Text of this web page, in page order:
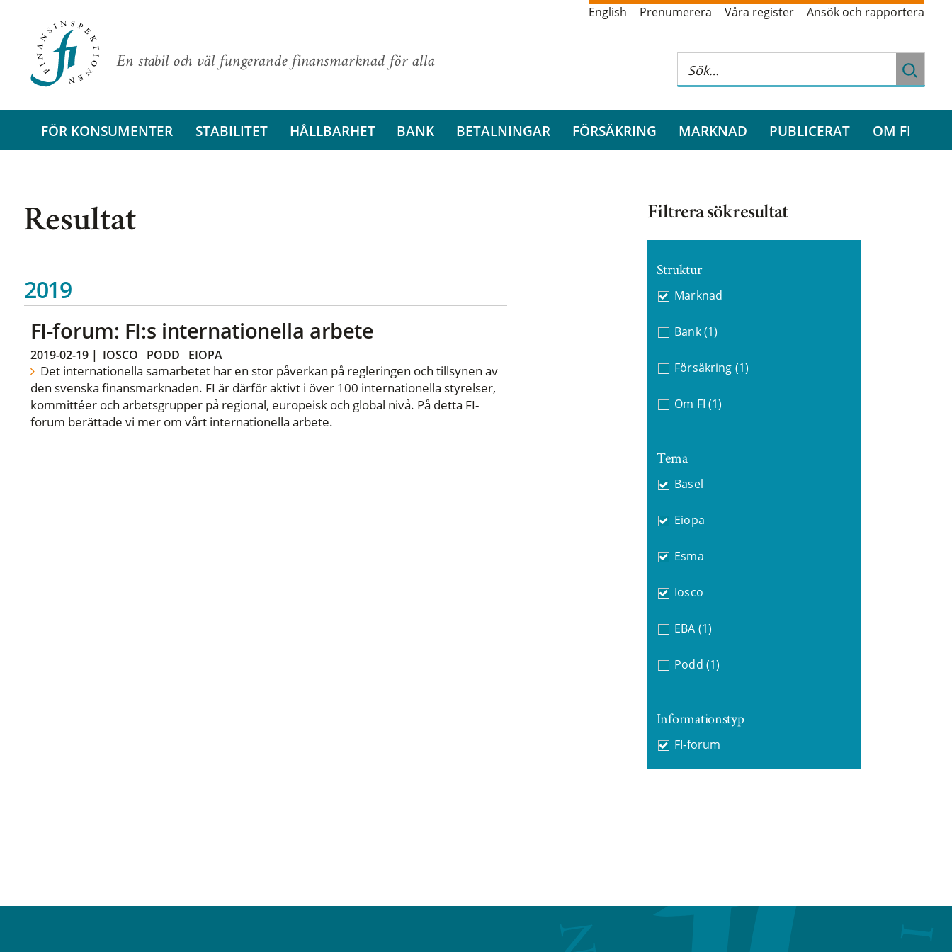
En stabil och väl fungerande finansmarknad för alla
English Prenumerera Våra register Ansök och rapportera
FÖR KONSUMENTER STABILITET HÅLLBARHET BANK BETALNINGAR FÖRSÄKRING MARKNAD PUBLICERAT OM FI
Resultat
2019
FI-forum: FI:s internationella arbete
2019-02-19| IOSCO PODD EIOPA
Det internationella samarbetet har en stor påverkan på regleringen och tillsynen av
den svenska finansmarknaden. FI är därför aktivt i över 100 internationella styrelser,
kommittéer och arbetsgrupper på regional, europeisk och global nivå. På detta FI-
forum berättade vi mer om vårt internationella arbete.
Filtrera sökresultat
Struktur
Marknad
Bank (1)
Försäkring (1)
Om FI (1)
Tema
Basel
Eiopa
Esma
Iosco
EBA (1)
Podd (1)
Informationstyp
FI-forum